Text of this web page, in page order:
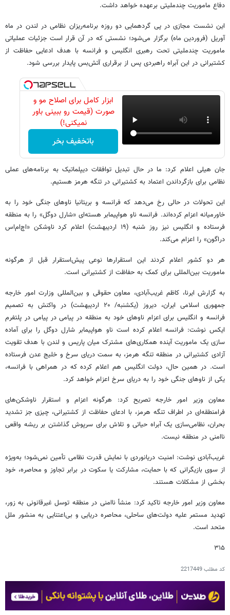
دفاع ماموریت چندملیتی برعهده خواهد داشت.
این نشست مجازی در پی گردهمایی دو روزه برنامه‌ریزان نظامی در لندن در ماه
آوریل (فروردین ماه) برگزار می‌شود؛ نشستی که در آن قرار است جزئیات عملیاتی
ماموریت چندملیتی تحت رهبری انگلیس و فرانسه با هدف ادعایی حفاظت از
کشتیرانی در این آبراه راهبردی پس از برقراری آتش‌بس پایدار بررسی شود.
ابزار کامل برای اصلاح مو و
صورت (قیمت رو ببینی باور
نمیکنی!)
باتخفیف بخر
جان هیلی اعلام کرد: ما در حال تبدیل توافقات دیپلماتیک به برنامه‌های عملی
نظامی برای بازگرداندن اعتماد به کشتیرانی در تنگه هرمز هستیم.
این تحولات در حالی رخ می‌دهد که فرانسه و بریتانیا ناوهای جنگی خود را به
خاورمیانه اعزام کرده‌اند. فرانسه ناو هواپیمابر هسته‌ای «شارل دوگل» را به منطقه
فرستاده و انگلیس نیز روز شنبه (۱۹ اردیبهشت) اعلام کرد ناوشکن «اچ‌ام‌اس
دراگون» را اعزام می‌کند.
هر دو کشور اعلام کردند این استقرارها نوعی پیش‌استقرار قبل از هرگونه
ماموریت بین‌المللی برای کمک به حفاظت از کشتیرانی است.
به گزارش ایرنا، کاظم غریب‌آبادی، معاون حقوقی و بین‌المللی وزارت امور خارجه
جمهوری اسلامی ایران، دیروز (یکشنبه/ ۲۰ اردیبهشت) در واکنش به‌ تصمیم
فرانسه و انگلیس برای اعزام ناوهای خود به منطقه در پیامی در پیامی در پلتفرم
ایکس نوشت: فرانسه اعلام کرده است ناو هواپیمابر شارل دوگل را برای آماده
سازی یک ماموریت آینده همکاری‌های مشترک میان پاریس و لندن با هدف تقویت
آزادی کشتیرانی در منطقه تنگه هرمز، به سمت دریای سرخ و خلیج عدن فرستاده
است. در همین حال، دولت انگلیس هم اعلام کرده که در همراهی با فرانسه،
یکی از ناوهای جنگی خود را به دریای سرخ اعزام خواهد کرد.
معاون وزیر امور خارجه تصریح کرد: هرگونه اعزام و استقرار ناوشکن‌های
فرامنطقه‌ای در اطراف تنگه هرمز، با ادعای حفاظت از کشتیرانی، چیزی جز تشدید
بحران، نظامی‌سازی یک آبراه حیاتی و تلاش برای سرپوش گذاشتن بر ریشه واقعی
ناامنی در منطقه نیست.
غریب‌آبادی نوشت: امنیت دریانوردی با نمایش قدرت نظامی تأمین نمی‌شود؛ به‌ویژه
از سوی بازیگرانی که با حمایت، مشارکت یا سکوت در برابر تجاوز و محاصره، خود
بخشی از مشکلات هستند.
معاون وزیر امور خارجه تاکید کرد: منشأ ناامنی در منطقه توسل غیرقانونی به زور،
تهدید مستمر علیه دولت‌های ساحلی، محاصره دریایی و بی‌اعتنایی به منشور ملل
متحد است.
۳۱۵
کد مطلب2217449